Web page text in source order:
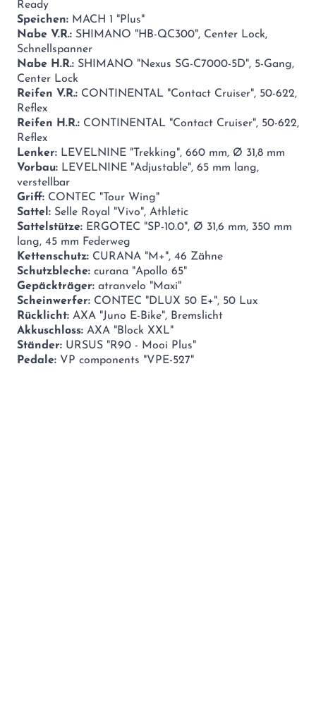
Ready
Speichen: MACH 1 "Plus"
Nabe V.R.: SHIMANO "HB-QC300", Center Lock,
Schnellspanner
Nabe H.R.: SHIMANO "Nexus SG-C7000-5D", 5-Gang,
Center Lock
Reifen V.R.: CONTINENTAL "Contact Cruiser", 50-622,
Reflex
Reifen H.R.: CONTINENTAL "Contact Cruiser", 50-622,
Reflex
Lenker: LEVELNINE "Trekking", 660 mm, Ø 31,8 mm
Vorbau: LEVELNINE "Adjustable", 65 mm lang,
verstellbar
Griff: CONTEC "Tour Wing"
Sattel: Selle Royal "Vivo", Athletic
Sattelstütze: ERGOTEC "SP-10.0", Ø 31,6 mm, 350 mm
lang, 45 mm Federweg
Kettenschutz: CURANA "M+", 46 Zähne
Schutzbleche: curana "Apollo 65"
Gepäckträger: atranvelo "Maxi"
Scheinwerfer: CONTEC "DLUX 50 E+", 50 Lux
Rücklicht: AXA "Juno E-Bike", Bremslicht
Akkuschloss: AXA "Block XXL"
Ständer: URSUS "R90 - Mooi Plus"
Pedale: VP components "VPE-527"